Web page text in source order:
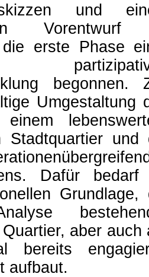
und
erste Phase
begonnen.
Umgestaltung
Stadtquartier und
Dafür
Grundlage,
aber auch
bereits
aufbaut.